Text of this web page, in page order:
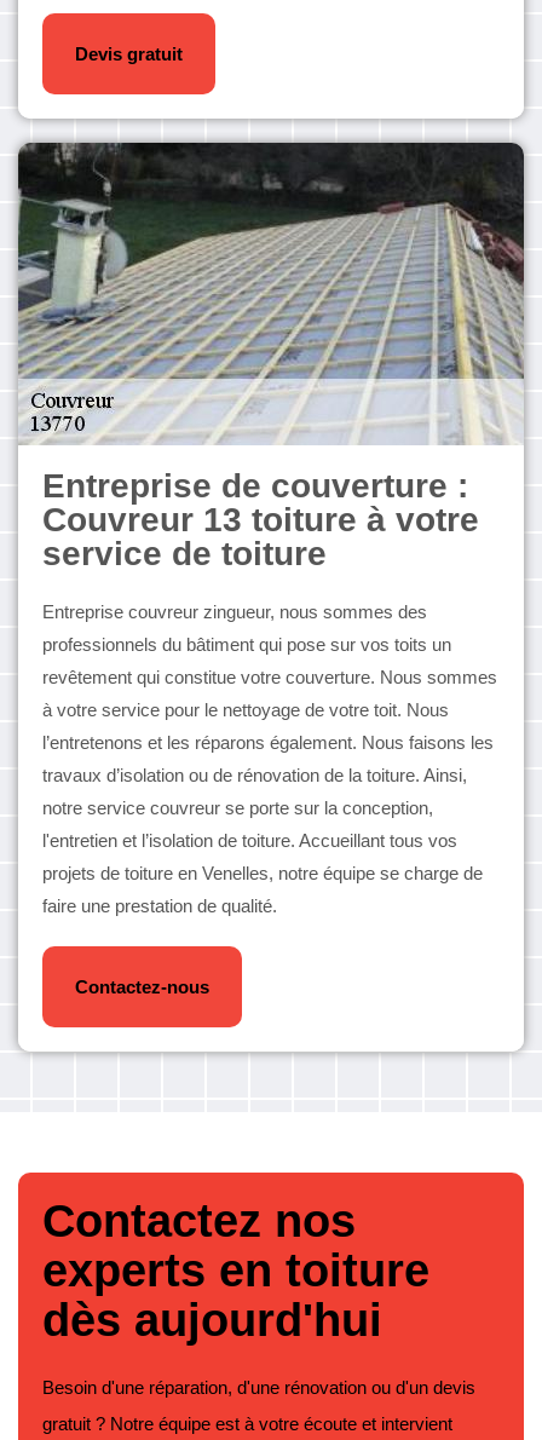
Devis gratuit
Entreprise de couverture :
Couvreur 13 toiture à votre
service de toiture
Entreprise couvreur zingueur, nous sommes des
professionnels du bâtiment qui pose sur vos toits un
revêtement qui constitue votre couverture. Nous sommes
à votre service pour le nettoyage de votre toit. Nous
l’entretenons et les réparons également. Nous faisons les
travaux d’isolation ou de rénovation de la toiture. Ainsi,
notre service couvreur se porte sur la conception,
l'entretien et l’isolation de toiture. Accueillant tous vos
projets de toiture en Venelles, notre équipe se charge de
faire une prestation de qualité.
Contactez-nous
Contactez nos
experts en toiture
dès aujourd'hui
Besoin d'une réparation, d'une rénovation ou d'un devis
gratuit ? Notre équipe est à votre écoute et intervient